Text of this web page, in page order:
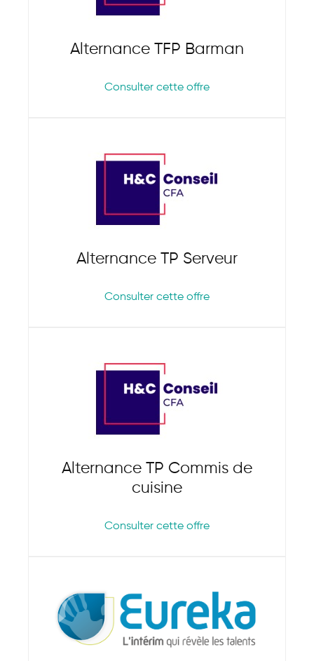
Alternance TFP Barman
Consulter cette offre
Alternance TP Serveur
Consulter cette offre
Alternance TP Commis de
cuisine
Consulter cette offre